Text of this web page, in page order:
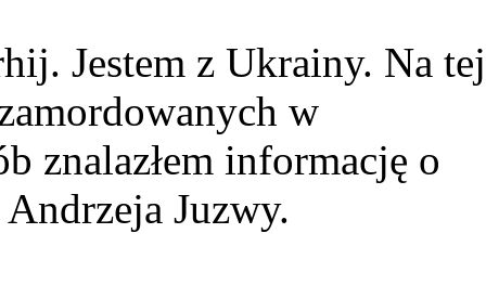
Jestem z Ukrainy. Na tej
w
znalazłem informację o
Juzwy.